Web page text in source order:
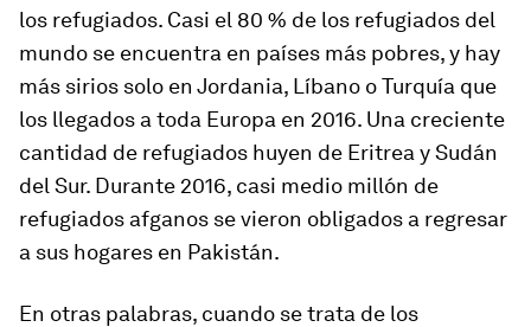
los refugiados. Casi el 80 % de los refugiados del
mundo se encuentra en países más pobres, y hay
más sirios solo en Jordania, Líbano o Turquía que
los llegados a toda Europa en 2016. Una creciente
cantidad de refugiados huyen de Eritrea y Sudán
del Sur. Durante 2016, casi medio millón de
refugiados afganos se vieron obligados a regresar
a sus hogares en Pakistán.
En otras palabras, cuando se trata de los